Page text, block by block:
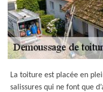
La toiture est placée en
salissures qui ne font que